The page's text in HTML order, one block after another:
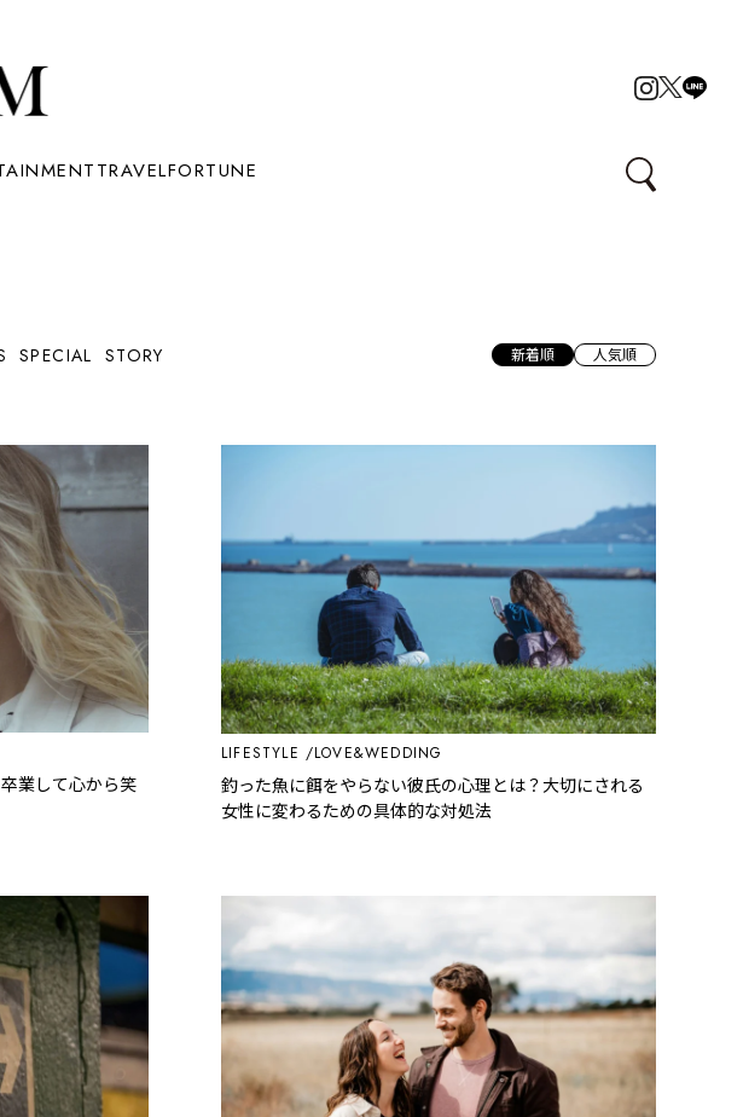
TRAVELFORTUNE
SPECIAL STORY 新着順 人気順
業して心から笑
LIFESTYLE LOVE&WEDDING
釣った魚に餌をやらない彼氏の心理とは？大切にされる
女性に変わるための具体的な対処法